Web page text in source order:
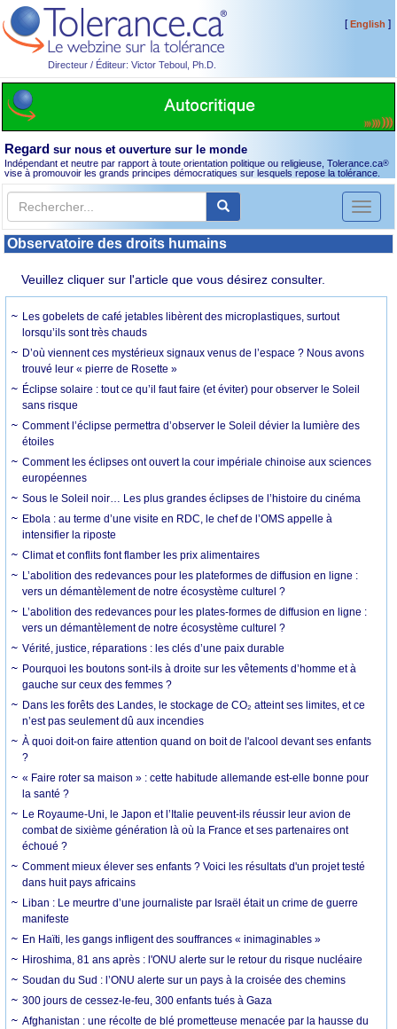
Directeur / Éditeur: Victor Teboul, Ph.D.
[English ]
Regard sur nous et ouverture sur le monde
Indépendant et neutre par rapport à toute orientation politique ou religieuse, Tolerance.ca®
vise à promouvoir les grands principes démocratiques sur lesquels repose la tolérance.
Toggle
Observatoire des droits humains
Veuillez cliquer sur l'article que vous désirez consulter.
Les gobelets de café jetables libèrent des microplastiques, surtout
lorsqu’ils sont très chauds
D’où viennent ces mystérieux signaux venus de l’espace ? Nous avons
trouvé leur « pierre de Rosette »
Éclipse solaire : tout ce qu’il faut faire (et éviter) pour observer le Soleil
sans risque
Comment l’éclipse permettra d’observer le Soleil dévier la lumière des
étoiles
Comment les éclipses ont ouvert la cour impériale chinoise aux sciences
européennes
Sous le Soleil noir… Les plus grandes éclipses de l’histoire du cinéma
Ebola : au terme d’une visite en RDC, le chef de l’OMS appelle à
intensifier la riposte
Climat et conflits font flamber les prix alimentaires
L’abolition des redevances pour les plateformes de diffusion en ligne :
vers un démantèlement de notre écosystème culturel ?
L’abolition des redevances pour les plates-formes de diffusion en ligne :
vers un démantèlement de notre écosystème culturel ?
Vérité, justice, réparations : les clés d’une paix durable
Pourquoi les boutons sont-ils à droite sur les vêtements d’homme et à
gauche sur ceux des femmes ?
Dans les forêts des Landes, le stockage de CO₂ atteint ses limites, et ce
n’est pas seulement dû aux incendies
À quoi doit-on faire attention quand on boit de l'alcool devant ses enfants
?
« Faire roter sa maison » : cette habitude allemande est-elle bonne pour
la santé ?
Le Royaume-Uni, le Japon et l’Italie peuvent-ils réussir leur avion de
combat de sixième génération là où la France et ses partenaires ont
échoué ?
Comment mieux élever ses enfants ? Voici les résultats d'un projet testé
dans huit pays africains
Liban : Le meurtre d’une journaliste par Israël était un crime de guerre
manifeste
En Haïti, les gangs infligent des souffrances « inimaginables »
Hiroshima, 81 ans après : l'ONU alerte sur le retour du risque nucléaire
Soudan du Sud : l’ONU alerte sur un pays à la croisée des chemins
300 jours de cessez-le-feu, 300 enfants tués à Gaza
Afghanistan : une récolte de blé prometteuse menacée par la hausse du